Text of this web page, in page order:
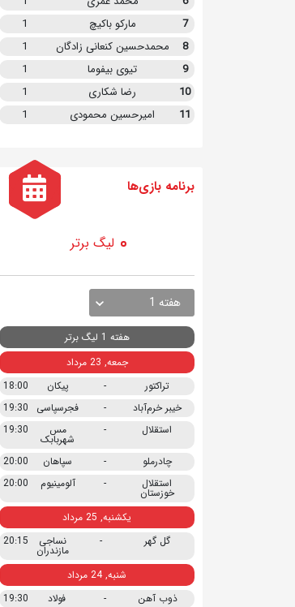
7
مارکو باکیچ
1
8
محمدحسین کنعانی زادگان
1
9
تیوی بیفوما
1
10
رضا شکاری
1
11
امیرحسین محمودی 1
برنامه بازی ها
لیگ برتر
هفته 1
هفته 1 لیگ برتر
جمعه, 23 مرداد
تراکتور
- پیکان
18:00
خیبر خرم‌آباد
- فجرسپاسی
19:30
استقلال
- مس
شهربابک
19:30
چادرملو - سپاهان
20:00
استقلال
خوزستان
- آلومینیوم 20:00
یکشنبه, 25 مرداد
گل گهر
- نساجی
مازندران
20:15
شنبه, 24 مرداد
ذوب آهن
- فولاد
19:30